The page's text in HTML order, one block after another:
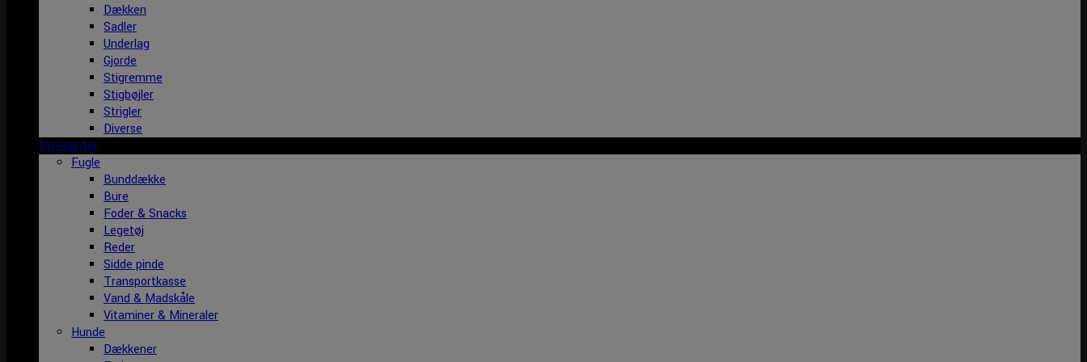
Dækken
Sadler
Underlag
Gjorde
Stigremme
Stigbøjler
Strigler
Diverse
Dyrecenter
Fugle
Bunddække
Bure
Foder & Snacks
Legetøj
Reder
Sidde pinde
Transportkasse
Vand & Madskåle
Vitaminer & Mineraler
Hunde
Dækkener